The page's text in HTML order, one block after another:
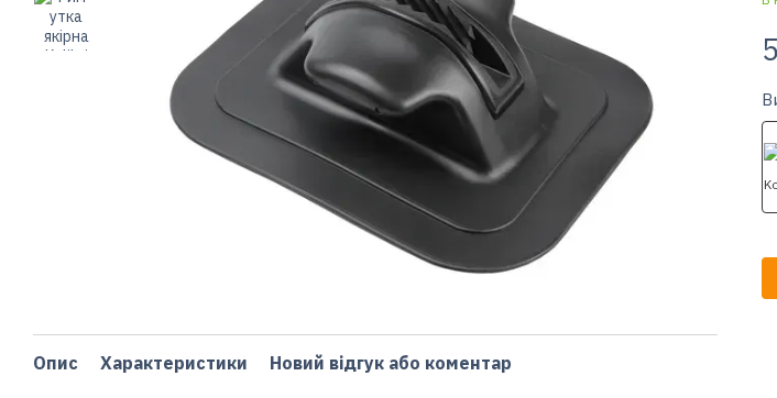
Опис Характеристики Новий відгук або коментар